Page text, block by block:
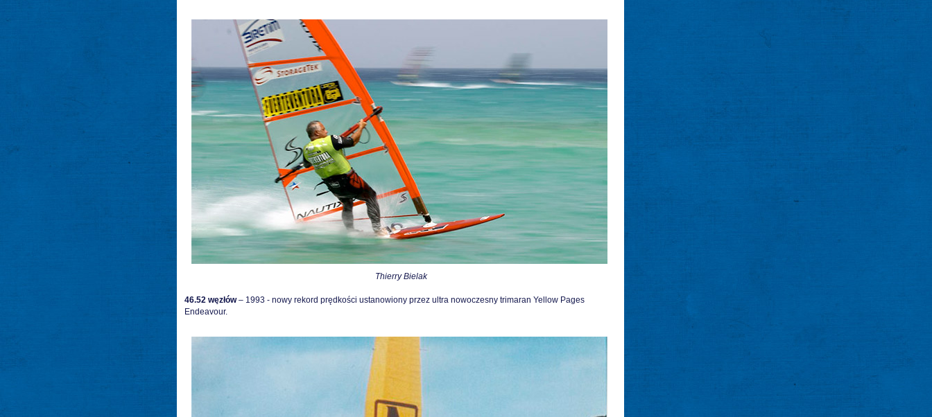
Thierry Bielak
46.52 węzłów– 1993 - nowy rekord prędkości ustanowiony przez ultra nowoczesny trimaran Yellow Pages
Endeavour.